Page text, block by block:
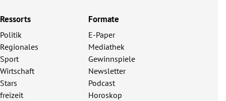
Ressorts
Politik
Regionales
Sport
Wirtschaft
Stars
freizeit
Formate
E-Paper
Mediathek
Gewinnspiele
Newsletter
Podcast
Horoskop